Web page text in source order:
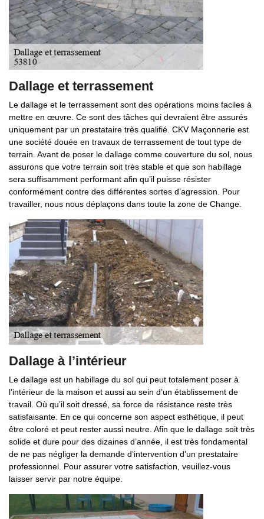
Dallage et terrassement
Le dallage et le terrassement sont des opérations moins faciles à
mettre en œuvre. Ce sont des tâches qui devraient être assurés
uniquement par un prestataire très qualifié. CKV Maçonnerie est
une société douée en travaux de terrassement de tout type de
terrain. Avant de poser le dallage comme couverture du sol, nous
assurons que votre terrain soit très stable et que son habillage
sera suffisamment performant afin qu’il puisse résister
conformément contre des différentes sortes d’agression. Pour
travailler, nous nous déplaçons dans toute la zone de Change.
Dallage à l’intérieur
Le dallage est un habillage du sol qui peut totalement poser à
l’intérieur de la maison et aussi au sein d’un établissement de
travail. Où qu’il soit dressé, sa force de résistance reste très
satisfaisante. En ce qui concerne son aspect esthétique, il peut
être coloré et peut rester aussi neutre. Afin que le dallage soit très
solide et dure pour des dizaines d’année, il est très fondamental
de ne pas négliger la demande d’intervention d’un prestataire
professionnel. Pour assurer votre satisfaction, veuillez-vous
laisser servir par notre équipe.